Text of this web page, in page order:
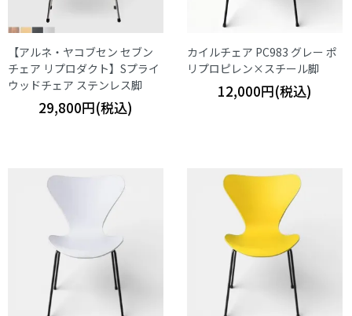
【アルネ・ヤコブセン セブン
チェア リプロダクト】Sプライ
ウッドチェア ステンレス脚
29,800円(税込)
カイルチェア PC983 グレー ポ
リプロピレン×スチール脚
12,000円(税込)